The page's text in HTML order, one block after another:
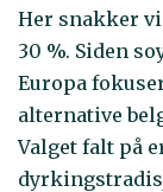
Her snakker
30 %. Siden
Europa
alternative
Valget falt på